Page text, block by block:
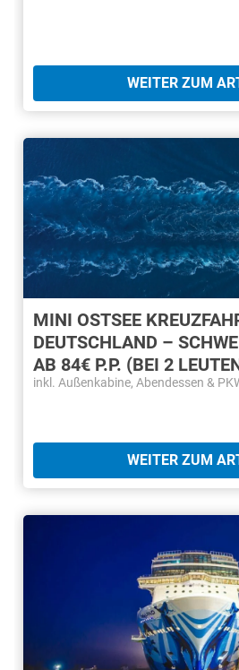
WEITER ZUM
MINI OSTSEE
DEUTSCHLAND –
AB 84€ P.P. (BEI 2
inkl. Außenkabine, Abendessen &
WEITER ZUM